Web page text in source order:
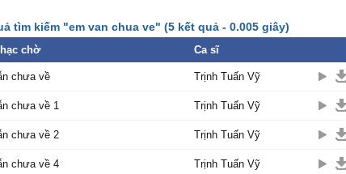
tìm kiếm "em van chua ve" (5 kết quả - 0.005 giây)
chờ Ca sĩ
chưa về Trịnh Tuấn Vỹ
chưa về 1 Trịnh Tuấn Vỹ
chưa về 2 Trịnh Tuấn Vỹ
chưa về 4 Trịnh Tuấn Vỹ